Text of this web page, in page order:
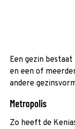
Een gezin
en een of
andere
Metropolis
Zo heeft de